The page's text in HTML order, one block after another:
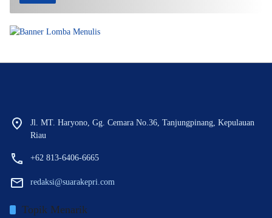
Jl. MT. Haryono, Gg. Cemara No.36, Tanjungpinang, Kepulauan
Riau
+62 813-6406-6665
redaksi@suarakepri.com
Topik Menarik